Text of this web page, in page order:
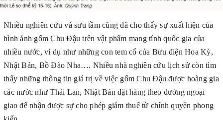
Nhiều nghiên cứu và sưu tầm cũng đã cho thấy sự xuất hiện của
hình ảnh gốm Chu Đậu trên vật phẩm mang tính quốc gia của
nhiều nước, ví dụ như những con tem cổ của Bưu điện Hoa Kỳ,
Nhật Bản, Bồ Đào Nha…. Nhiều nhà nghiên cứu lịch sử còn tìm
thấy những thông tin giá trị về việc gốm Chu Đậu được hoàng gia
các nước như Thái Lan, Nhật Bản đặt hàng theo đường ngoại
giao để nhận được sự cho phép giảm thuế từ chính quyền phong